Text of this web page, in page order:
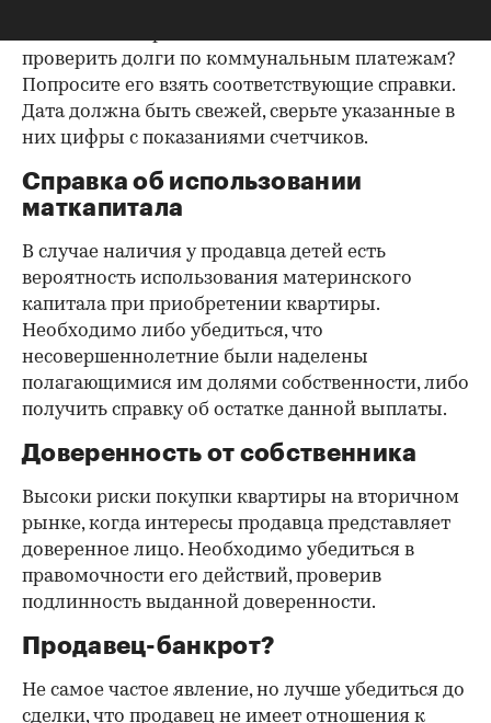
проверить долги по коммунальным платежам?
Попросите его взять соответствующие справки.
Дата должна быть свежей, сверьте указанные в
них цифры с показаниями счетчиков.
Справка об использовании
маткапитала
В случае наличия у продавца детей есть
вероятность использования материнского
капитала при приобретении квартиры.
Необходимо либо убедиться, что
несовершеннолетние были наделены
полагающимися им долями собственности, либо
получить справку об остатке данной выплаты.
Доверенность от собственника
Высоки риски покупки квартиры на вторичном
рынке, когда интересы продавца представляет
доверенное лицо. Необходимо убедиться в
правомочности его действий, проверив
подлинность выданной доверенности.
Продавец-банкрот?
Не самое частое явление, но лучше убедиться до
сделки, что продавец не имеет отношения к